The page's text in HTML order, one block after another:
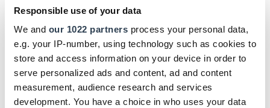
Responsible use of your data
We and our 1022 partners process your personal data,
e.g. your IP-number, using technology such as cookies to
store and access information on your device in order to
serve personalized ads and content, ad and content
measurement, audience research and services
development. You have a choice in who uses your data
man sehr anschaulich auf der Messe sehen - sie macht
unser Motto erlebbar. Wir wollen mit der Antwort auf die
Frage einen kleinen Wow-Effekt erzeugen: "Ja, das ist heute
Handwerk!" Für die jungen Menschen dürften insbesondere
die Ausstellungsflächen "Land des Handwerks", "Innovation
gewinnt!" oder "YoungGeneration" sehr interessant sein.